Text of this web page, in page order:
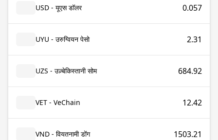
USD - यूएस डॉलर 0.057
UYU - उरुग्वियन पेसो 2.31
UZS - उज़्बेकिस्तानी सोम 684.92
VET - VeChain 12.42
VND - वियतनामी डोंग 1503.21